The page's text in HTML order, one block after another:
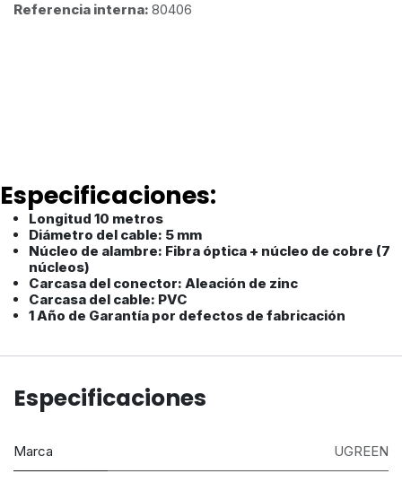
Referencia interna: 80406
Especificaciones:
Longitud 10 metros
Diámetro del cable: 5 mm
Núcleo de alambre: Fibra óptica + núcleo de cobre (7
núcleos)
Carcasa del conector: Aleación de zinc
Carcasa del cable: PVC
1 Año de Garantía por defectos de fabricación
Especificaciones
Marca UGREEN